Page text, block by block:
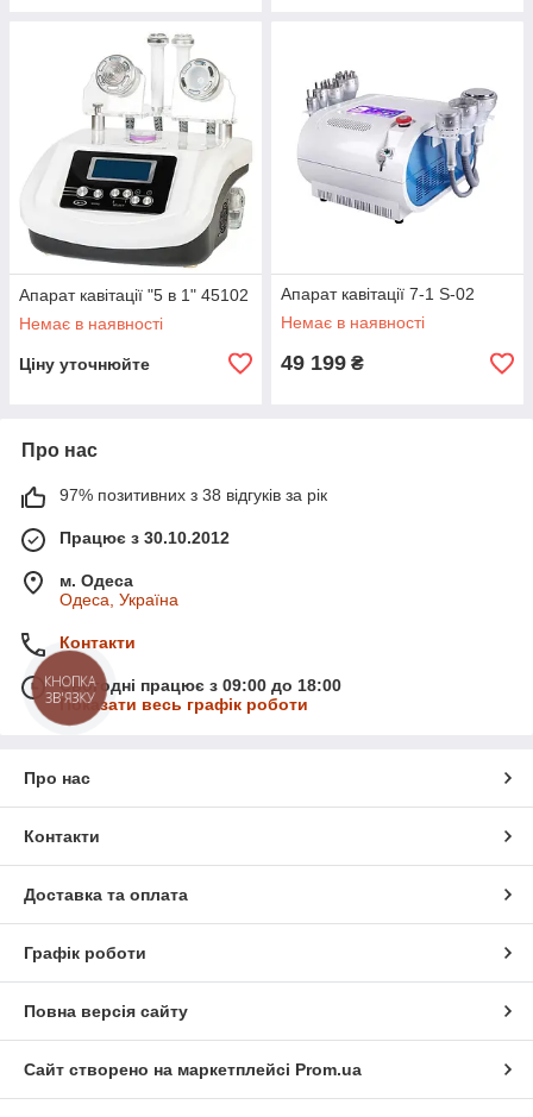
Апарат кавітації "5 в 1" 45102
Немає в наявності
Ціну уточнюйте
Апарат кавітації 7-1 S-02
Немає в наявності
49 199 ₴
Про нас
97% позитивних з 38 відгуків за рік
Працює з 30.10.2012
м. Одеса
Одеса, Україна
Контакти
Сьогодні працює з 09:00 до 18:00
Показати весь графік роботи
Про нас
Контакти
Доставка та оплата
Графік роботи
Повна версія сайту
Сайт створено на маркетплейсі Prom.ua
КНОПКА
ЗВ'ЯЗКУ